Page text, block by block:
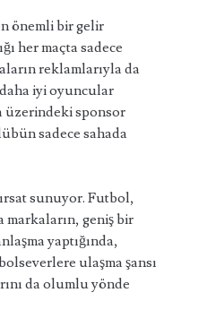
önemli bir gelir
her maçta sadece
reklamlarıyla da
iyi oyuncular
üzerindeki sponsor
sadece sahada
sunuyor. Futbol,
geniş bir
yaptığında,
ulaşma şansı
da olumlu yönde